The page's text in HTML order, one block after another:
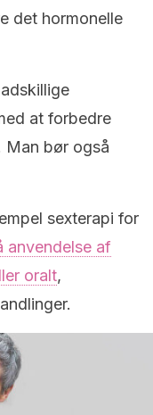
det hormonelle
at forbedre
bør også
sexterapi for
anvendelse af
oralt,